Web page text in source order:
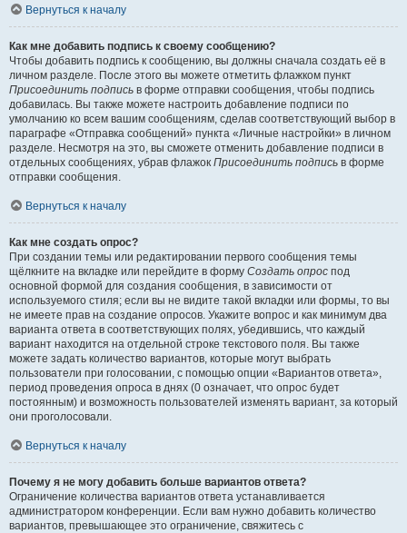
Вернуться к началу
Как мне добавить подпись к своему сообщению?
Чтобы добавить подпись к сообщению, вы должны сначала создать её в
личном разделе. После этого вы можете отметить флажком пункт
Присоединить подпись в форме отправки сообщения, чтобы подпись
добавилась. Вы также можете настроить добавление подписи по
умолчанию ко всем вашим сообщениям, сделав соответствующий выбор в
параграфе «Отправка сообщений» пункта «Личные настройки» в личном
разделе. Несмотря на это, вы сможете отменить добавление подписи в
отдельных сообщениях, убрав флажок Присоединить подпись в форме
отправки сообщения.
Вернуться к началу
Как мне создать опрос?
При создании темы или редактировании первого сообщения темы
щёлкните на вкладке или перейдите в форму Создать опрос под
основной формой для создания сообщения, в зависимости от
используемого стиля; если вы не видите такой вкладки или формы, то вы
не имеете прав на создание опросов. Укажите вопрос и как минимум два
варианта ответа в соответствующих полях, убедившись, что каждый
вариант находится на отдельной строке текстового поля. Вы также
можете задать количество вариантов, которые могут выбрать
пользователи при голосовании, с помощью опции «Вариантов ответа»,
период проведения опроса в днях (0 означает, что опрос будет
постоянным) и возможность пользователей изменять вариант, за который
они проголосовали.
Вернуться к началу
Почему я не могу добавить больше вариантов ответа?
Ограничение количества вариантов ответа устанавливается
администратором конференции. Если вам нужно добавить количество
вариантов, превышающее это ограничение, свяжитесь с